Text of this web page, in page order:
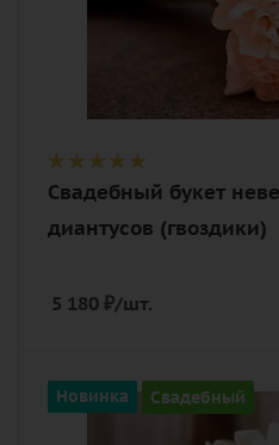
Свадебный букет
диантусов (гвоздики)
5 180 ₽/шт.
Новинка Свадебный
Количество
25